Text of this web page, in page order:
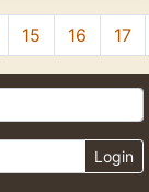
15 16 17
Login